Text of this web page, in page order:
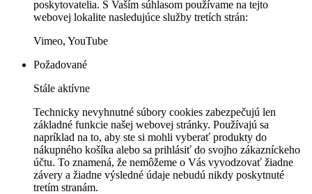
poskytovatelia. S Vaším súhlasom používame na tejto
webovej lokalite nasledujúce služby tretích strán:
Vimeo, YouTube
Požadované
Stále aktívne
Technicky nevyhnutné súbory cookies zabezpečujú len
základné funkcie našej webovej stránky. Používajú sa
napríklad na to, aby ste si mohli vyberať produkty do
nákupného košíka alebo sa prihlásiť do svojho zákazníckeho
účtu. To znamená, že nemôžeme o Vás vyvodzovať žiadne
závery a žiadne výsledné údaje nebudú nikdy poskytnuté
tretím stranám.